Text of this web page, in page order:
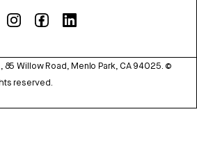
Willow Road, Menlo Park, CA 94025. ©
reserved.